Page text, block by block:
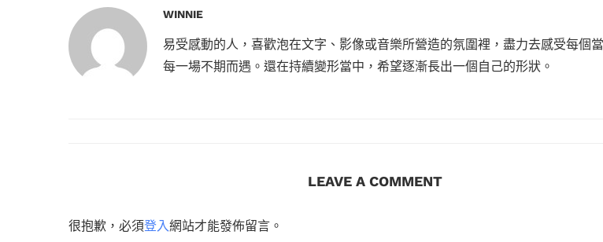
WINNIE
易受感動的人，喜歡泡在文字、影像或音樂所營造的氛圍裡，盡力去感受每個
每一場不期而遇。還在持續變形當中，希望逐漸長出一個自己的形狀。
LEAVE A COMMENT
很抱歉，必須登入網站才能發佈留言。